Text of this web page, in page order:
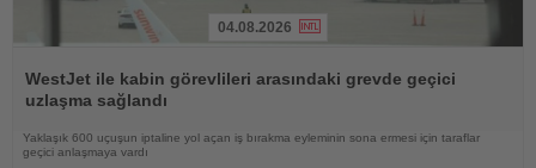
Oku
04.08.2026
WestJet ile kabin görevlileri arasındaki grevde geçici
uzlaşma sağlandı
Yaklaşık 600 uçuşun iptaline yol açan iş bırakma eyleminin sona ermesi için taraflar
geçici anlaşmaya vardı